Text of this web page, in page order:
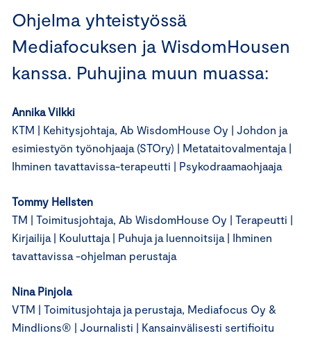
Ohjelma yhteistyössä
Mediafocuksen ja WisdomHousen
kanssa. Puhujina muun muassa:
Annika Vilkki
KTM | Kehitysjohtaja, Ab WisdomHouse Oy | Johdon ja
esimiestyön työnohjaaja (STOry) | Metataitovalmentaja |
Ihminen tavattavissa-terapeutti | Psykodraamaohjaaja
Tommy Hellsten
TM | Toimitusjohtaja, Ab WisdomHouse Oy | Terapeutti |
Kirjailija | Kouluttaja | Puhuja ja luennoitsija | Ihminen
tavattavissa -ohjelman perustaja
Nina Pinjola
VTM | Toimitusjohtaja ja perustaja, Mediafocus Oy &
Mindlions® | Journalisti | Kansainvälisesti sertifioitu